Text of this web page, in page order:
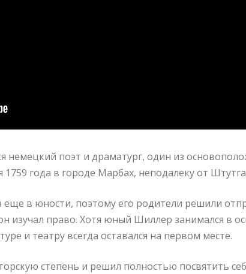
немецкий поэт и драматург, один из
1759 года в городе Марбах, неподалеку от
в юности, поэтому его родители решили
изучал право. Хотя юный Шиллер занимался в
и театру всегда оставался на первом месте.
степень и решил полностью посвятить